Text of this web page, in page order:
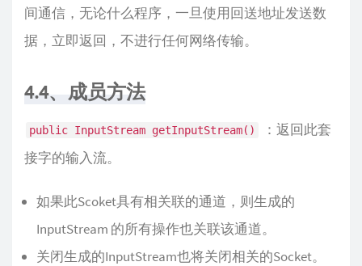
间通信，无论什么程序，一旦使用回送地址发送数
据，立即返回，不进行任何网络传输。
4.4、成员方法
public InputStream getInputStream()
：返回此套
接字的输入流。
如果此Scoket具有相关联的通道，则生成的
InputStream 的所有操作也关联该通道。
关闭生成的InputStream也将关闭相关的Socket。